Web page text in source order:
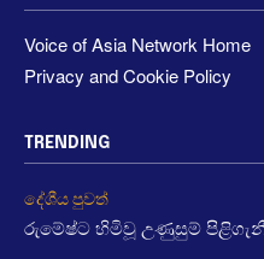
Voice of Asia Network Home
Privacy and Cookie Policy
TRENDING
දේශීය පුවත්
රුමේෂ්ට හිමිවූ උණුසුම්